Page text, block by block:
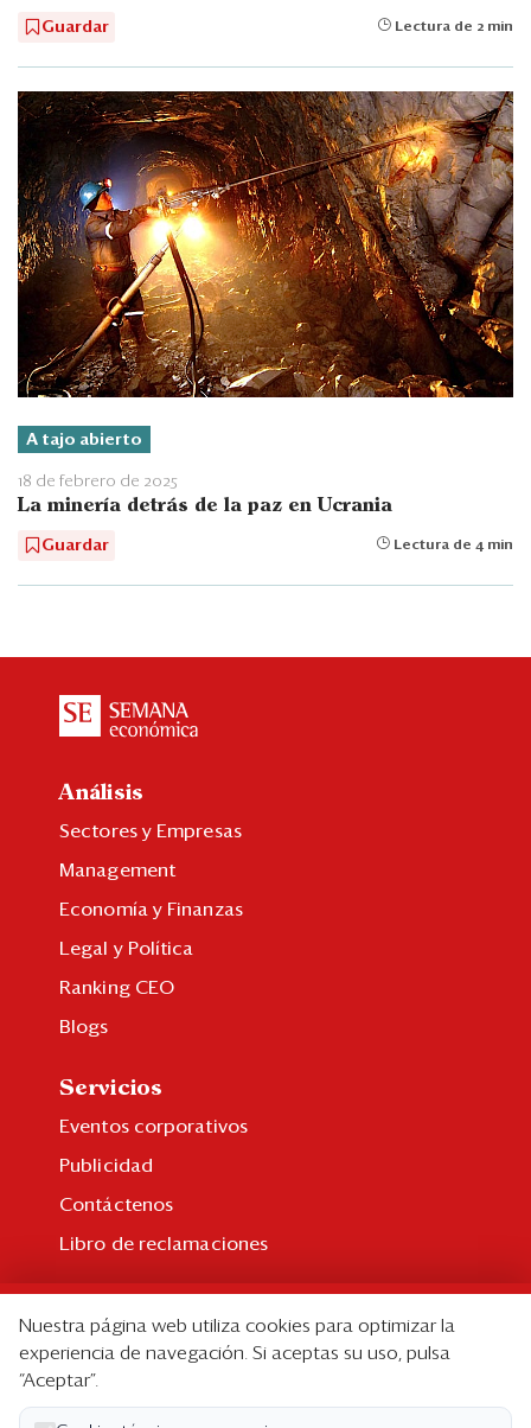
Guardar Lectura de 2 min
A tajo abierto
18 de febrero de 2025
La minería detrás de la paz en Ucrania
Guardar Lectura de 4 min
Análisis
Sectores y Empresas
Management
Economía y Finanzas
Legal y Política
Ranking CEO
Blogs
Servicios
Eventos corporativos
Publicidad
Contáctenos
Libro de reclamaciones
Suscripción individual
Paquetes corporativos
Edición Impresa
Nuestra página web utiliza cookies para optimizar la
experiencia de navegación. Si aceptas su uso, pulsa
“Aceptar”.